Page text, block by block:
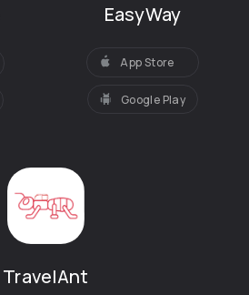
EasyWay
App Store
Google Play
TravelAnt